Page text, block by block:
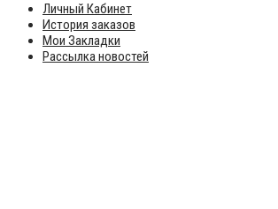
Личный Кабинет
История заказов
Мои Закладки
Рассылка новостей